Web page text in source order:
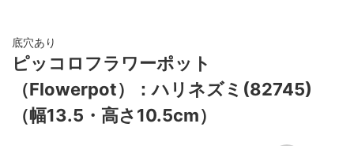
底穴あり
ピッコロフラワーポット
（Flowerpot）：ハリネズミ(82745)
（幅13.5・高さ10.5cm）